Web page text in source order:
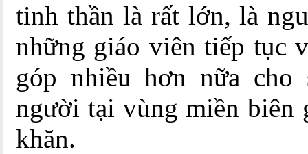
tinh thần là rất lớn, là
những giáo viên tiếp tục
góp nhiều hơn nữa cho
người tại vùng miền biên
khăn.